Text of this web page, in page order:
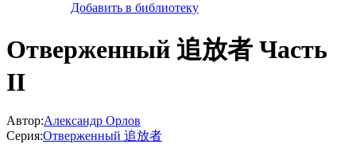
Добавить в библиотеку
Отверженный 追放者 Часть
II
Автор:Александр Орлов
Серия:Отверженный 追放者